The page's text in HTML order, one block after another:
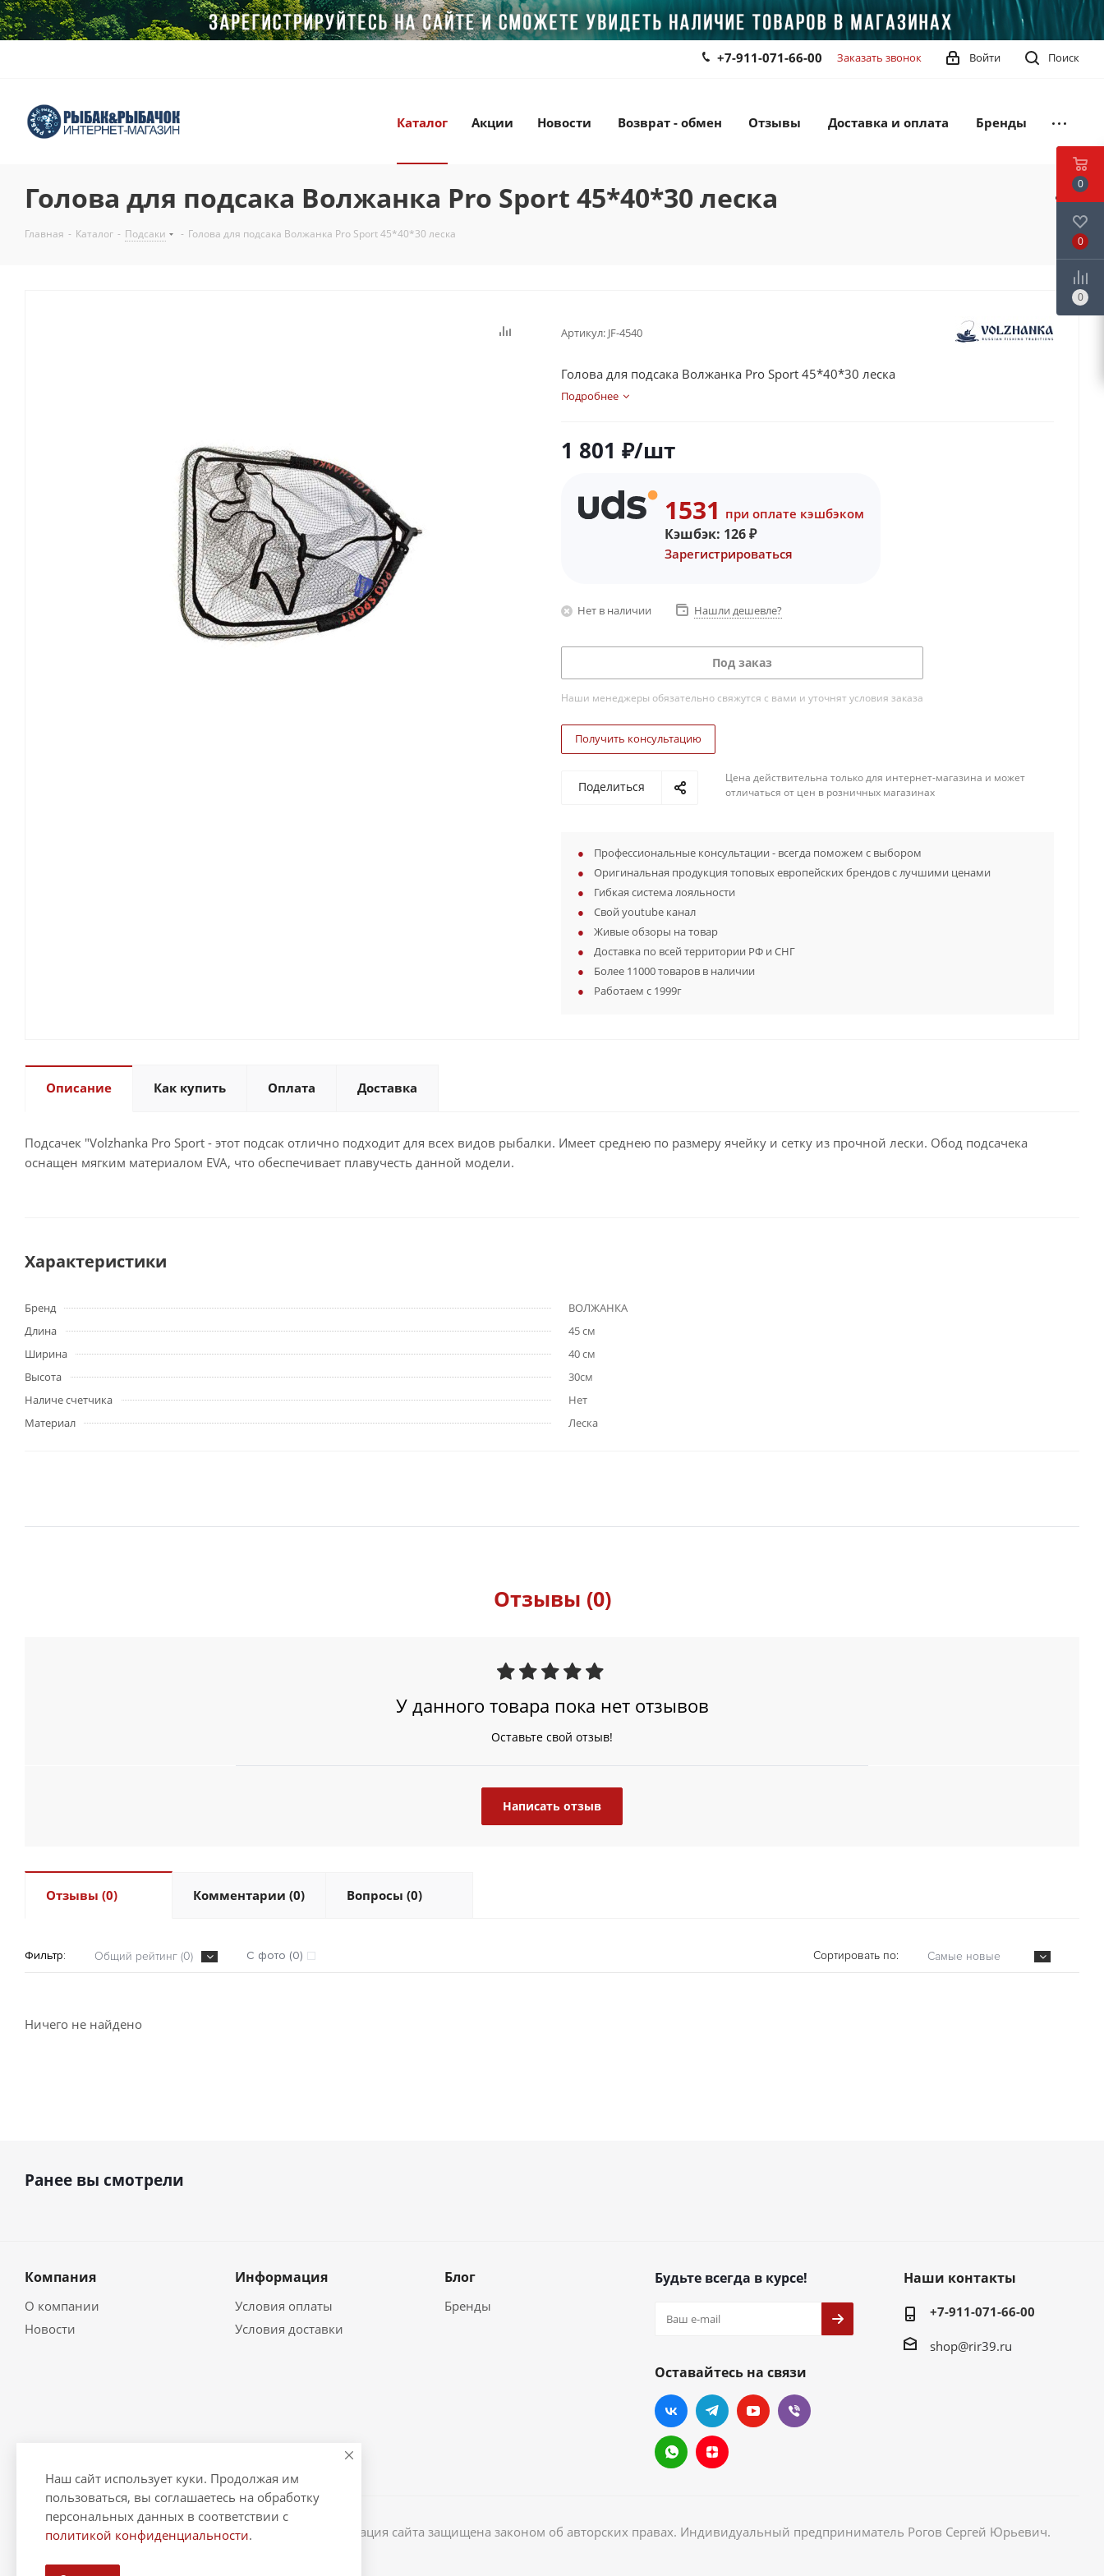
Поиск
Войти
+7-911-071-66-00 Заказать звонок
Каталог Акции Новости Возврат - обмен Отзывы Доставка и оплата Бренды
Голова для подсака Волжанка Pro Sport 45*40*30 леска
Главная - Каталог - Подсаки - Голова для подсака Волжанка Pro Sport 45*40*30 леска
Артикул: JF-4540
Голова для подсака Волжанка Pro Sport 45*40*30 леска
Подробнее
1 801 ₽/шт
1531 при оплате кэшбэком
Кэшбэк: 126₽
Зарегистрироваться
Нет в наличии Нашли дешевле?
Под заказ
Наши менеджеры обязательно свяжутся с вами и уточнят условия заказа
Получить консультацию
Поделиться
Цена действительна только для интернет-магазина и может
отличаться от цен в розничных магазинах
Профессиональные консультации - всегда поможем с выбором
Оригинальная продукция топовых европейских брендов с лучшими ценами
Гибкая система лояльности
Свой youtube канал
Живые обзоры на товар
Доставка по всей территории РФ и СНГ
Более 11000 товаров в наличии
Работаем с 1999г
Описание Как купить Оплата Доставка
Подсачек "Volzhanka Pro Sport - этот подсак отлично подходит для всех видов рыбалки. Имеет среднею по размеру ячейку и сетку из прочной лески. Обод подсачека
оснащен мягким материалом EVA, что обеспечивает плавучесть данной модели.
Характеристики
Бренд
ВОЛЖАНКА
Длина
45 см
Ширина
40 см
Высота
30см
Наличе счетчика
Нет
Материал
Леска
Отзывы (0)
У данного товара пока нет отзывов
Оставьте свой отзыв!
Написать отзыв
Отзывы (0) Комментарии (0) Вопросы (0)
Фильтр: Общий рейтинг (0) С фото (0) Сортировать по: Самые новые
Ничего не найдено
Ранее вы смотрели
Компания
О компании
Новости
Информация
Условия оплаты
Условия доставки
Блог
Бренды
Будьте всегда в курсе!
Оставайтесь на связи
Наши контакты
+7-911-071-66-00
shop@rir39.ru
2026 © "Рыбак и Рыбачок" - интернет-магазин Информация сайта защищена законом об авторских правах. Индивидуальный предприниматель Рогов Сергей Юрьевич.
0
0
0
Наш сайт использует куки. Продолжая им
пользоваться, вы соглашаетесь на обработку
персональных данных в соответствии с
политикой конфиденциальности.